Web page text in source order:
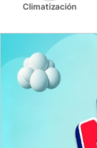
Climatización